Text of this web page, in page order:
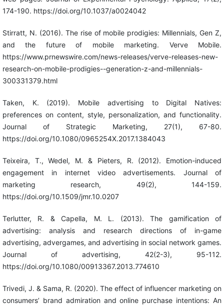
174-190. https://doi.org/10.1037/a0024042
Stirratt, N. (2016). The rise of mobile prodigies: Millennials, Gen Z,
and the future of mobile marketing. Verve Mobile.
https://www.prnewswire.com/news-releases/verve-releases-new-
research-on-mobile-prodigies--generation-z-and-millennials-
300331379.html
Taken, K. (2019). Mobile advertising to Digital Natives:
preferences on content, style, personalization, and functionality.
Journal of Strategic Marketing, 27(1), 67-80.
https://doi.org/10.1080/0965254X.2017.1384043
Teixeira, T., Wedel, M. & Pieters, R. (2012). Emotion-induced
engagement in internet video advertisements. Journal of
marketing research, 49(2), 144-159.
https://doi.org/10.1509/jmr.10.0207
Terlutter, R. & Capella, M. L. (2013). The gamification of
advertising: analysis and research directions of in-game
advertising, advergames, and advertising in social network games.
Journal of advertising, 42(2-3), 95-112.
https://doi.org/10.1080/00913367.2013.774610
Trivedi, J. & Sama, R. (2020). The effect of influencer marketing on
consumers’ brand admiration and online purchase intentions: An